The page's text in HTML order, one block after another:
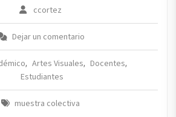
ccortez
Dejar un comentario
, Artes Visuales, Docentes,
Estudiantes
muestra colectiva